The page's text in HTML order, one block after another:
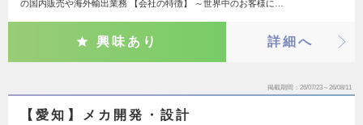
の国内販売や海外輸出業務 【会社の特徴】 ～世界中のお客様に…
興味あり 詳細へ
掲載期間 26/07/23～26/08/11
【愛知】メカ開発・設計